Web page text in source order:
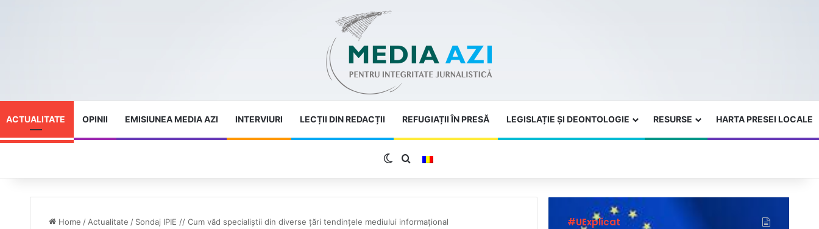
ACTUALITATE OPINII EMISIUNEA MEDIA AZI INTERVIURI LECȚII DIN REDACȚII REFUGIAȚII ÎN PRESĂ LEGISLAȚIE ȘI DEONTOLOGIE RESURSE HARTA PRESEI LOCALE
Switch skin
Search for
Home / Actualitate / Sondaj IPIE // Cum văd specialiștii din diverse țări tendințele mediului informațional #UExplicat